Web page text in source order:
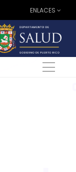
ENLACES